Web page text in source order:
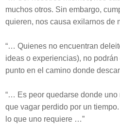
muchos otros. Sin embargo,
quieren, nos causa exilarnos de
“… Quienes no encuentran
ideas o experiencias), no
punto en el camino donde
“… Es peor quedarse donde uno
que vagar perdido por un
lo que uno requiere …”